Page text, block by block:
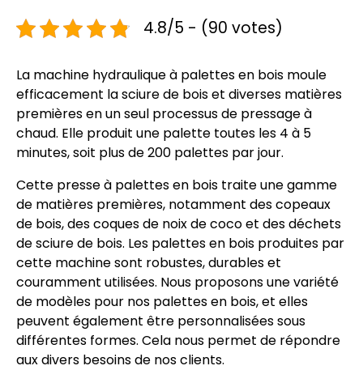
4.8/5 - (90 votes)
La machine hydraulique à palettes en bois moule
efficacement la sciure de bois et diverses matières
premières en un seul processus de pressage à
chaud. Elle produit une palette toutes les 4 à 5
minutes, soit plus de 200 palettes par jour.
Cette presse à palettes en bois traite une gamme
de matières premières, notamment des copeaux
de bois, des coques de noix de coco et des déchets
de sciure de bois. Les palettes en bois produites par
cette machine sont robustes, durables et
couramment utilisées. Nous proposons une variété
de modèles pour nos palettes en bois, et elles
peuvent également être personnalisées sous
différentes formes. Cela nous permet de répondre
aux divers besoins de nos clients.